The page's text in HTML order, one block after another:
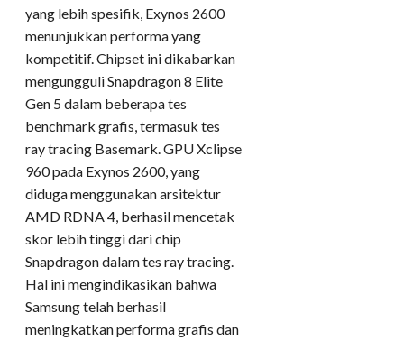
yang lebih spesifik, Exynos 2600
menunjukkan performa yang
kompetitif. Chipset ini dikabarkan
mengungguli Snapdragon 8 Elite
Gen 5 dalam beberapa tes
benchmark grafis, termasuk tes
ray tracing Basemark. GPU Xclipse
960 pada Exynos 2600, yang
diduga menggunakan arsitektur
AMD RDNA 4, berhasil mencetak
skor lebih tinggi dari chip
Snapdragon dalam tes ray tracing.
Hal ini mengindikasikan bahwa
Samsung telah berhasil
meningkatkan performa grafis dan